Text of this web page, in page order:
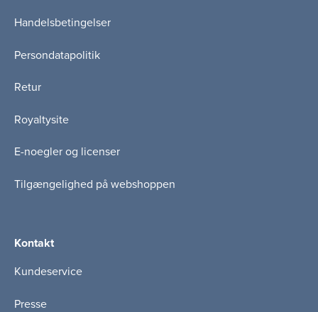
Handelsbetingelser
Persondatapolitik
Retur
Royaltysite
E-noegler og licenser
Tilgængelighed på webshoppen
Kontakt
Kundeservice
Presse